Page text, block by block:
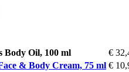
Oil, 100 ml €
& Body Cream, 75 ml €